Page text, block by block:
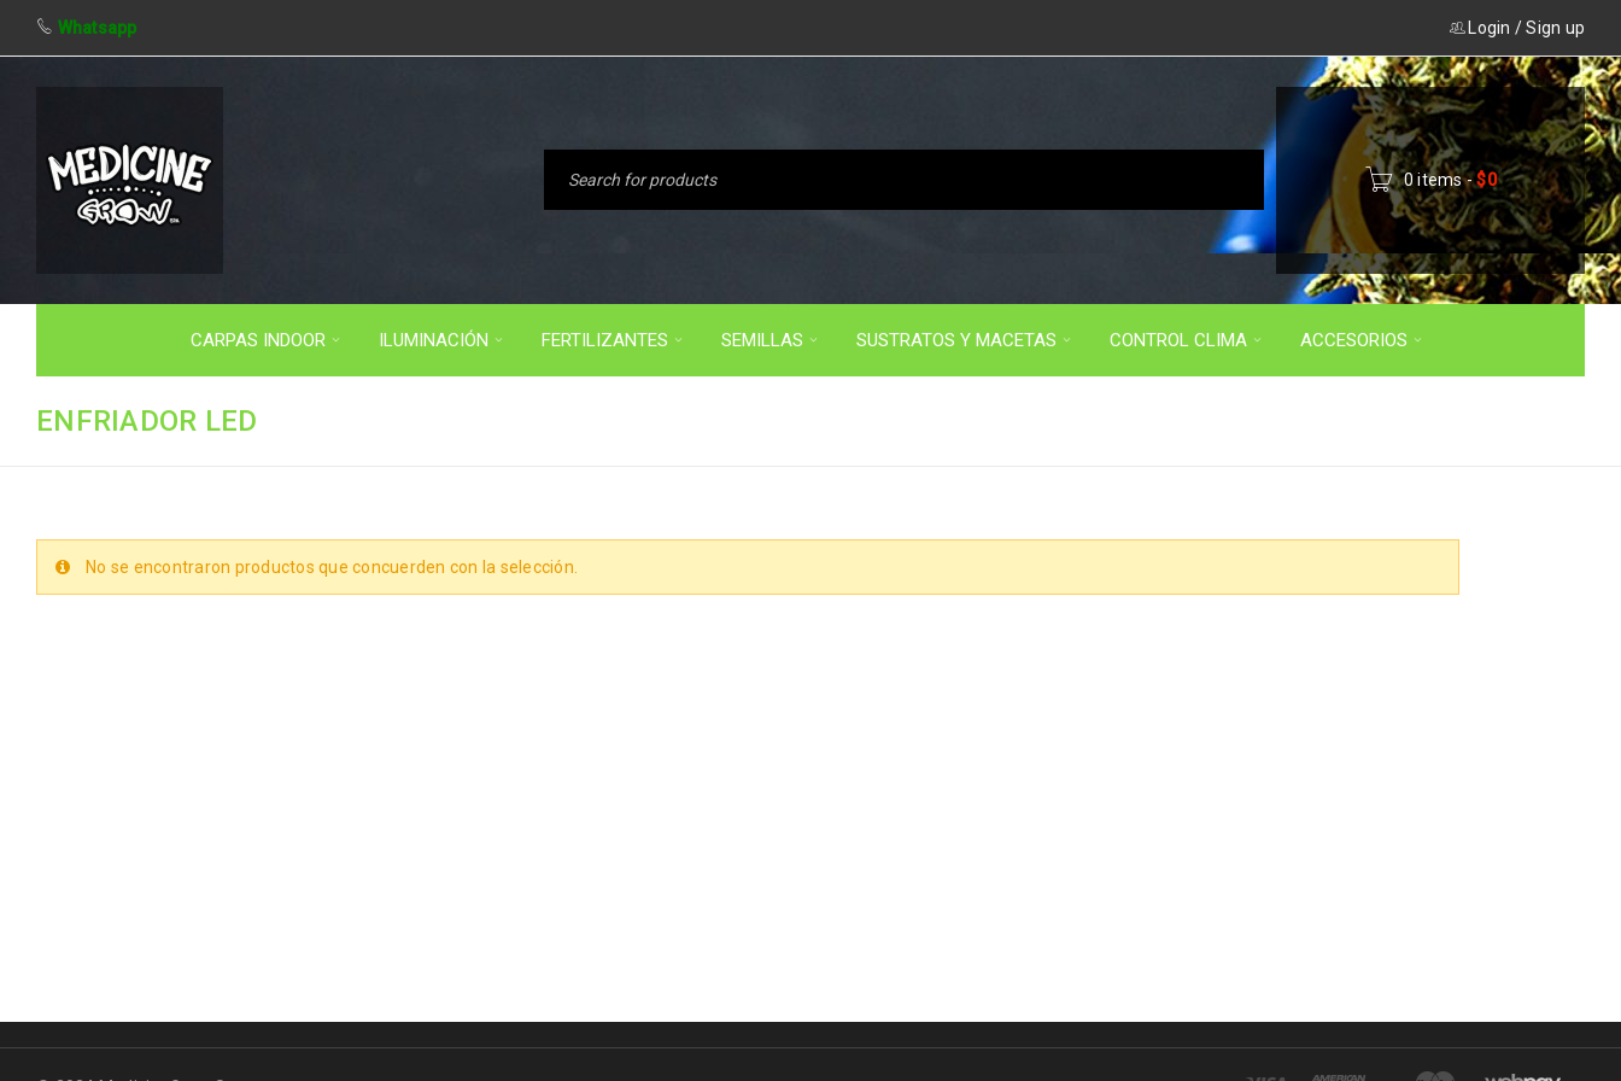
Whatsapp Login /Sign up
0 items - $0
CARPAS INDOOR ILUMINACIÓN FERTILIZANTES SEMILLAS SUSTRATOS Y MACETAS CONTROL CLIMA ACCESORIOS
ENFRIADOR LED
No se encontraron productos que concuerden con la selección.